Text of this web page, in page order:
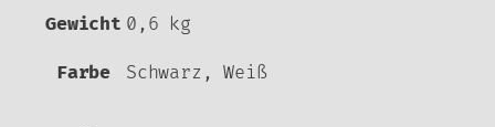
Gewicht 0,6 kg
Farbe Schwarz, Weiß